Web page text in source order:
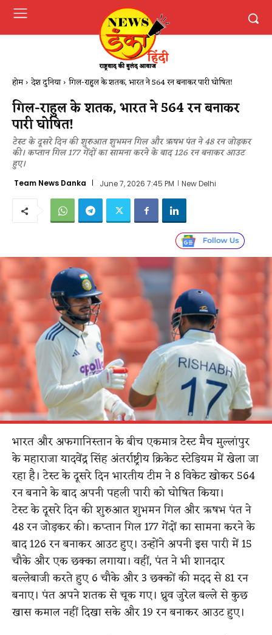
होम देश दुनिया गिल-राहुल के शतक, भारत ने 564 रन बनाकर पारी घोषित!
गिल-राहुल के शतक, भारत ने 564 रन बनाकर
पारी घोषित!
टेस्ट के दूसरे दिन की शुरुआत शुभमन गिल और ऋषभ पंत ने 48 रन जोड़कर
की। कप्तान गिल 177 गेंदों का सामना करने के बाद 126 रन बनाकर आउट
हुए।
Team News Danka June 7, 2026 7:45 PM New Delhi
भारत और अफगानिस्तान के बीच एकमात्र टेस्ट मैच मुल्लांपुर
के महाराजा यादवेंद्र सिंह अंतर्राष्ट्रीय क्रिकेट स्टेडियम में खेला जा
रहा है। टेस्ट के दूसरे दिन भारतीय टीम ने 8 विकेट खोकर 564
रन बनाने के बाद अपनी पहली पारी को घोषित किया।
टेस्ट के दूसरे दिन की शुरुआत शुभमन गिल और ऋषभ पंत ने
48 रन जोड़कर की। कप्तान गिल 177 गेंदों का सामना करने के
बाद 126 रन बनाकर आउट हुए। उन्होंने अपनी इस पारी में 15
चौके और एक छक्का लगाया। वहीं, पंत ने भी शानदार
बल्लेबाजी करते हुए 6 चौके और 3 छक्कों की मदद से 81 रन
बनाए। पंत अपने शतक से चूक गए। ध्रुव जुरेल बल्ले से कुछ
खास कमाल नहीं दिखा सके और 19 रन बनाकर आउट हुए।